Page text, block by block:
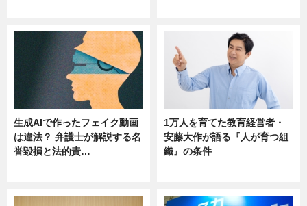
生成AIで作ったフェイク動画
は違法？ 弁護士が解説する名
誉毀損と法的責…
1万人を育てた教育経営者・
安藤大作が語る『人が育つ組
織』の条件